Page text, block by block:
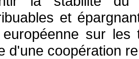
et
sur les
d'une coopération